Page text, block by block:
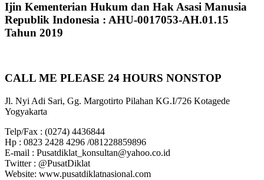
Ijin Kementerian Hukum dan Hak Asasi Manusia
Republik Indonesia : AHU-0017053-AH.01.15
Tahun 2019
CALL ME PLEASE 24 HOURS NONSTOP
Jl. Nyi Adi Sari, Gg. Margotirto Pilahan KG.I/726 Kotagede
Yogyakarta
Telp/Fax : (0274) 4436844
Hp : 0823 2428 4296 /081228859896
E-mail : Pusatdiklat_konsultan@yahoo.co.id
Twitter : @PusatDiklat
Website: www.pusatdiklatnasional.com